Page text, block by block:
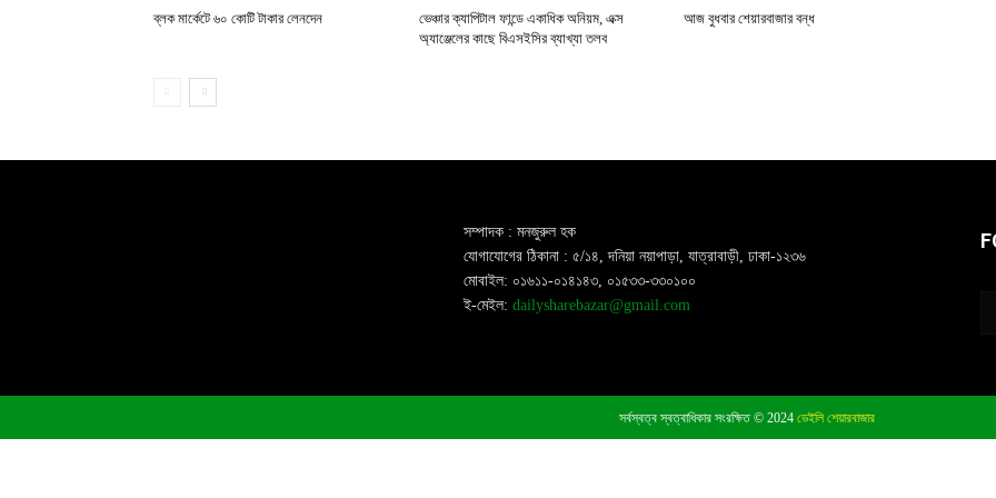
ব্লক মার্কেটে ৬০ কোটি টাকার লেনদেন
ভেঞ্চার ক্যাপিটাল ফান্ডে একাধিক অনিয়ম, এক্স
অ্যাঞ্জেলের কাছে বিএসইসির ব্যাখ্যা তলব
আজ বুধবার শেয়ারবাজার বন্ধ
সম্পাদক : মনজুরুল হক
যোগাযোগের ঠিকানা : ৫/১৪, দনিয়া নয়াপাড়া, যাত্রাবাড়ী, ঢাকা-১২৩৬
মোবাইল: ০১৬১১-০১৪১৪৩, ০১৫৩৩-৩৩০১০০
ই-মেইল: dailysharebazar@gmail.com
সর্বস্বত্ব স্বত্বাধিকার সংরক্ষিত © 2024 ডেইলি শেয়ারবাজার